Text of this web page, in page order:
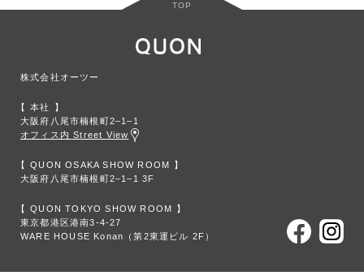
TOP
株式会社オーツー
本社
大阪府八尾市楠根町2‒1‒1
オフィス内 Street View
QUON OSAKA SHOW ROOM
大阪府八尾市楠根町2‒1‒1 3F
QUON TOKYO SHOW ROOM
東京都港区港南3-4-27
WARE HOUSE Konan（第2東運ビル 2F）